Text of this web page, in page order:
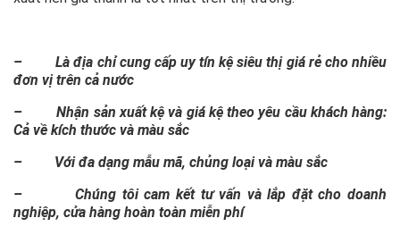
– Là địa chỉ cung cấp uy tín kệ siêu thị giá rẻ cho nhiều
đơn vị trên cả nước
– Nhận sản xuất kệ và giá kệ theo yêu cầu khách hàng:
Cả về kích thước và màu sắc
– Với đa dạng mẫu mã, chủng loại và màu sắc
– Chúng tôi cam kết tư vấn và lắp đặt cho doanh
nghiệp, cửa hàng hoàn toàn miễn phí